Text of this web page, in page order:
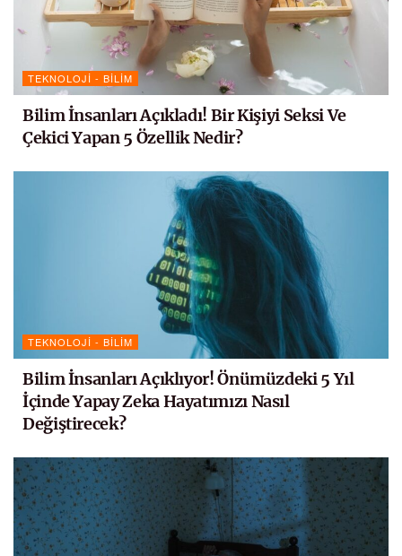
TEKNOLOJI - BILIM
Bilim İnsanları Açıkladı! Bir Kişiyi Seksi Ve
Çekici Yapan 5 Özellik Nedir?
TEKNOLOJI - BILIM
Bilim İnsanları Açıklıyor! Önümüzdeki 5 Yıl
İçinde Yapay Zeka Hayatımızı Nasıl
Değiştirecek?